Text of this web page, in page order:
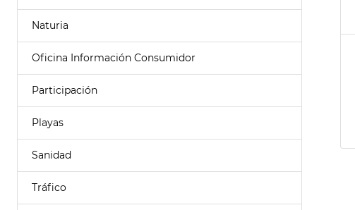
Naturia
Oficina Información Consumidor
Participación
Playas
Sanidad
Tráfico